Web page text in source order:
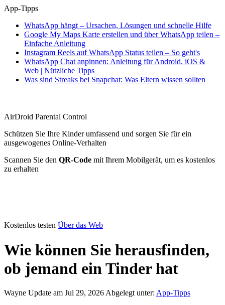
App-Tipps
WhatsApp hängt – Ursachen, Lösungen und schnelle Hilfe
Google My Maps Karte erstellen und über WhatsApp teilen –
Einfache Anleitung
Instagram Reels auf WhatsApp Status teilen – So geht's
WhatsApp Chat anpinnen: Anleitung für Android, iOS &
Web | Nützliche Tipps
Was sind Streaks bei Snapchat: Was Eltern wissen sollten
AirDroid Parental Control
Schützen Sie Ihre Kinder umfassend und sorgen Sie für ein
ausgewogenes Online-Verhalten
Scannen Sie den QR-Code mit Ihrem Mobilgerät, um es kostenlos
zu erhalten
Kostenlos testen Über das Web
Wie können Sie herausfinden,
ob jemand ein Tinder hat
Wayne Update am Jul 29, 2026 Abgelegt unter: App-Tipps